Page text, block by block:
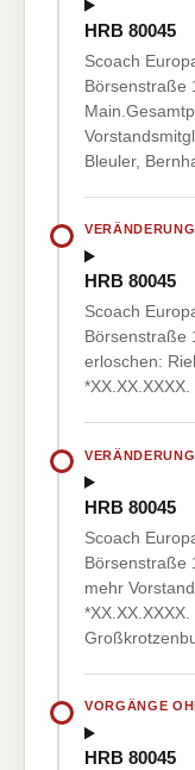
HRB 80045
Scoach
Börsenstraße
Bleuler,
HRB 80045
Scoach
Börsenstraße
erloschen:
*XX.XX.XXXX.
HRB 80045
Scoach
Börsenstraße
mehr
VORGÄNGE
HRB 80045